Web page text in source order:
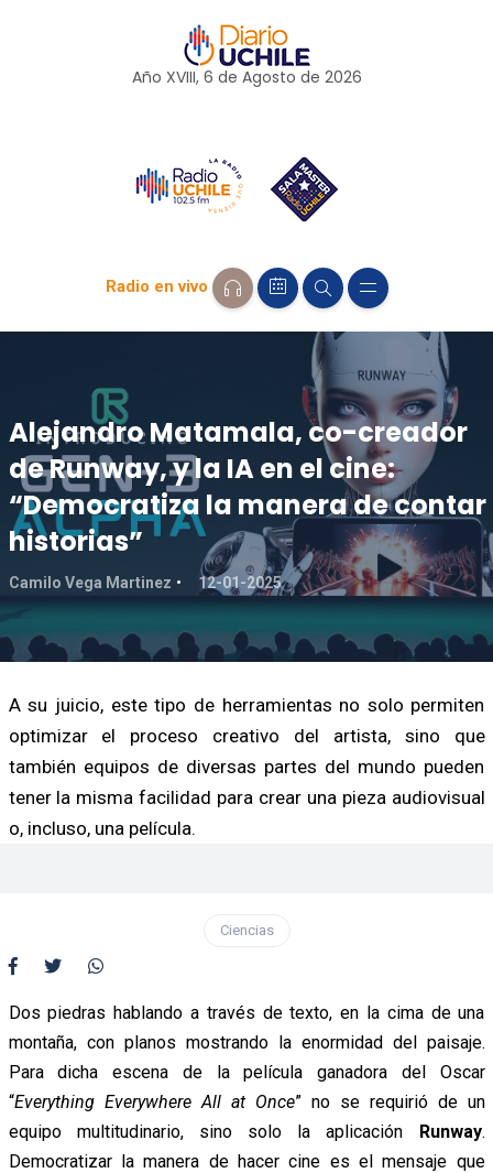
Año XVIII, 6 de Agosto de 2026
Radio en vivo
Alejandro Matamala, co-creador
de Runway, y la IA en el cine:
“Democratiza la manera de contar
historias”
Camilo Vega Martinez 12-01-2025
A su juicio, este tipo de herramientas no solo permiten
optimizar el proceso creativo del artista, sino que
también equipos de diversas partes del mundo pueden
tener la misma facilidad para crear una pieza audiovisual
o, incluso, una película.
Ciencias
Dos piedras hablando a través de texto, en la cima de una
montaña, con planos mostrando la enormidad del paisaje.
Para dicha escena de la película ganadora del Oscar
“Everything Everywhere All at Once” no se requirió de un
equipo multitudinario, sino solo la aplicación Runway.
Democratizar la manera de hacer cine es el mensaje que